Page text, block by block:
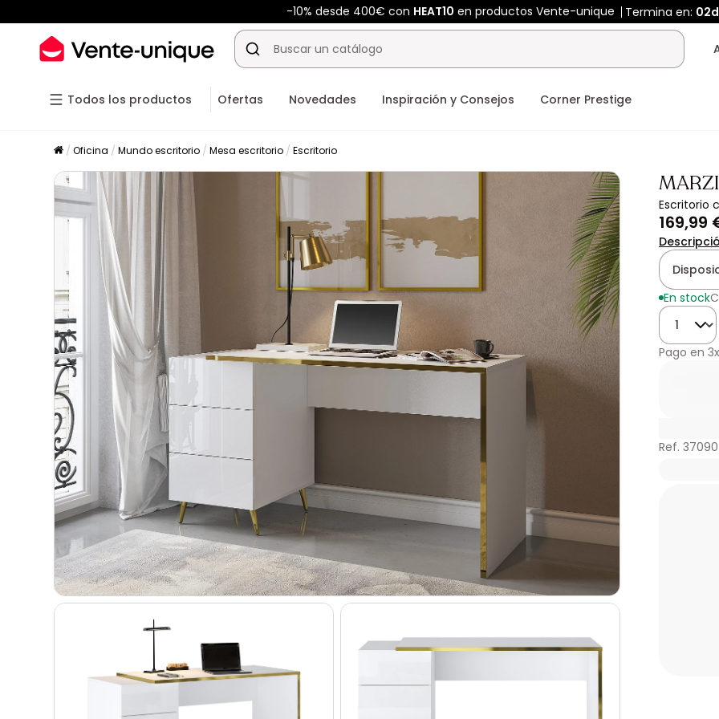
-10% desde 400€ con HEAT10 en productos Vente-unique Termina en: 02d
Todos los productos Ofertas Novedades Inspiración y Consejos Corner Prestige
Oficina Mundo escritorio Mesa escritorio Escritorio
Escritorio
169,99
En stock
Cantidad
Pago en 3x
Ref.